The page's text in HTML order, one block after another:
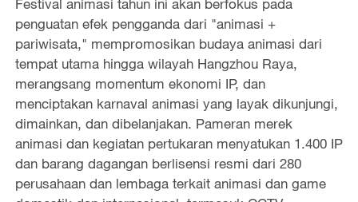
Festival animasi tahun ini akan berfokus pada
penguatan efek pengganda dari "animasi +
pariwisata," mempromosikan budaya animasi dari
tempat utama hingga wilayah Hangzhou Raya,
merangsang momentum ekonomi IP, dan
menciptakan karnaval animasi yang layak dikunjungi,
dimainkan, dan dibelanjakan. Pameran merek
animasi dan kegiatan pertukaran menyatukan 1.400 IP
dan barang dagangan berlisensi resmi dari 280
perusahaan dan lembaga terkait animasi dan game